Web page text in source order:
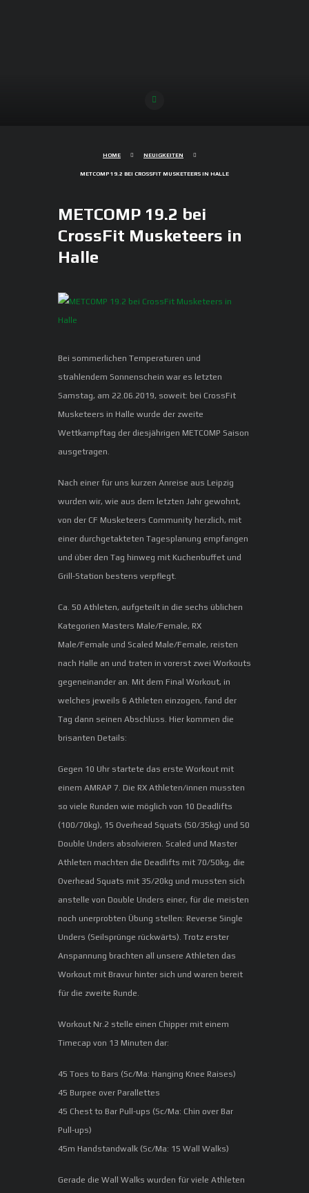
HOME NEUIGKEITEN
METCOMP 19.2 BEI CROSSFIT MUSKETEERS IN HALLE
METCOMP 19.2 bei
CrossFit Musketeers in
Halle
Bei sommerlichen Temperaturen und
strahlendem Sonnenschein war es letzten
Samstag, am 22.06.2019, soweit: bei CrossFit
Musketeers in Halle wurde der zweite
Wettkampftag der diesjährigen METCOMP Saison
ausgetragen.
Nach einer für uns kurzen Anreise aus Leipzig
wurden wir, wie aus dem letzten Jahr gewohnt,
von der CF Musketeers Community herzlich, mit
einer durchgetakteten Tagesplanung empfangen
und über den Tag hinweg mit Kuchenbuffet und
Grill-Station bestens verpflegt.
Ca. 50 Athleten, aufgeteilt in die sechs üblichen
Kategorien Masters Male/Female, RX
Male/Female und Scaled Male/Female, reisten
nach Halle an und traten in vorerst zwei Workouts
gegeneinander an. Mit dem Final Workout, in
welches jeweils 6 Athleten einzogen, fand der
Tag dann seinen Abschluss. Hier kommen die
brisanten Details:
Gegen 10 Uhr startete das erste Workout mit
einem AMRAP 7. Die RX Athleten/innen mussten
so viele Runden wie möglich von 10 Deadlifts
(100/70kg), 15 Overhead Squats (50/35kg) und 50
Double Unders absolvieren. Scaled und Master
Athleten machten die Deadlifts mit 70/50kg, die
Overhead Squats mit 35/20kg und mussten sich
anstelle von Double Unders einer, für die meisten
noch unerprobten Übung stellen: Reverse Single
Unders (Seilsprünge rückwärts). Trotz erster
Anspannung brachten all unsere Athleten das
Workout mit Bravur hinter sich und waren bereit
für die zweite Runde.
Workout Nr.2 stelle einen Chipper mit einem
Timecap von 13 Minuten dar:
45 Toes to Bars (Sc/Ma: Hanging Knee Raises)
45 Burpee over Parallettes
45 Chest to Bar Pull-ups (Sc/Ma: Chin over Bar
Pull-ups)
45m Handstandwalk (Sc/Ma: 15 Wall Walks)
Gerade die Wall Walks wurden für viele Athleten